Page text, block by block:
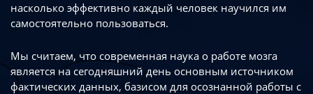
насколько эффективно каждый человек научился им
самостоятельно пользоваться.
Мы считаем, что современная наука о работе мозга
является на сегодняшний день основным источником
фактических данных, базисом для осознанной работы с